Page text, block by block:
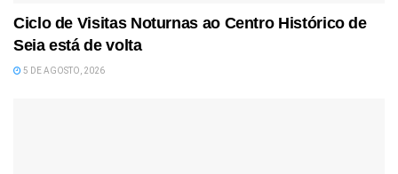
Ciclo de Visitas Noturnas ao Centro Histórico de
Seia está de volta
5 DE AGOSTO, 2026